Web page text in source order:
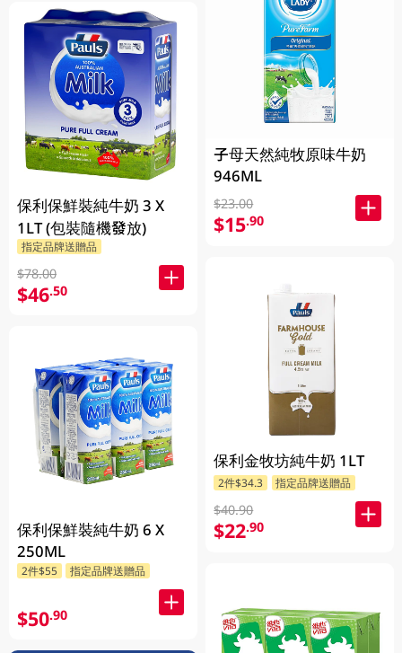
保利保鮮裝純牛奶 3 X
1LT (包裝隨機發放)
指定品牌送贈品
$78.00
$46.50
保利保鮮裝純牛奶 6 X
250ML
2件$55 指定品牌送贈品
$50.90
子母天然純牧原味牛奶
946ML
$23.00
$15.90
保利金牧坊純牛奶 1LT
2件$34.3 指定品牌送贈品
$40.90
$22.90